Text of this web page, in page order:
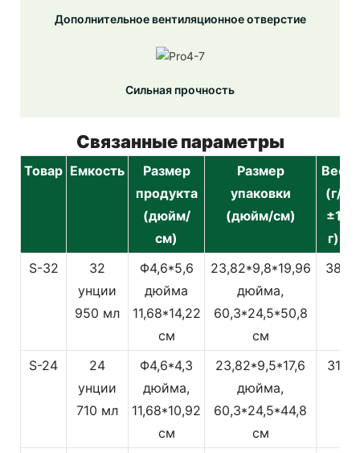
Дополнительное вентиляционное отверстие
Сильная прочность
Связанные параметры
Товар Емкость
Размер
продукта
(дюйм/
см)
Размер
упаковки
(дюйм/см)
Вес
(г/
±1
г)
S-32
32
унции
950 мл
Φ4,6*5,6
дюйма
11,68*14,22
см
23,82*9,8*19,96
дюйма,
60,3*24,5*50,8
см
38
S-24
24
унции
710 мл
Φ4,6*4,3
дюйма,
11,68*10,92
см
23,82*9,5*17,6
дюйма,
60,3*24,5*44,8
см
31